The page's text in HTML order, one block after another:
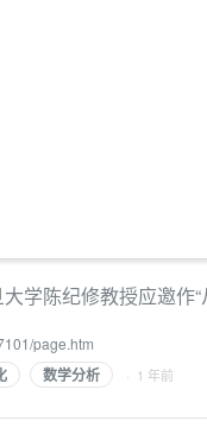
学陈纪修教授应邀作
page.htm
数学分析 · 1 年前